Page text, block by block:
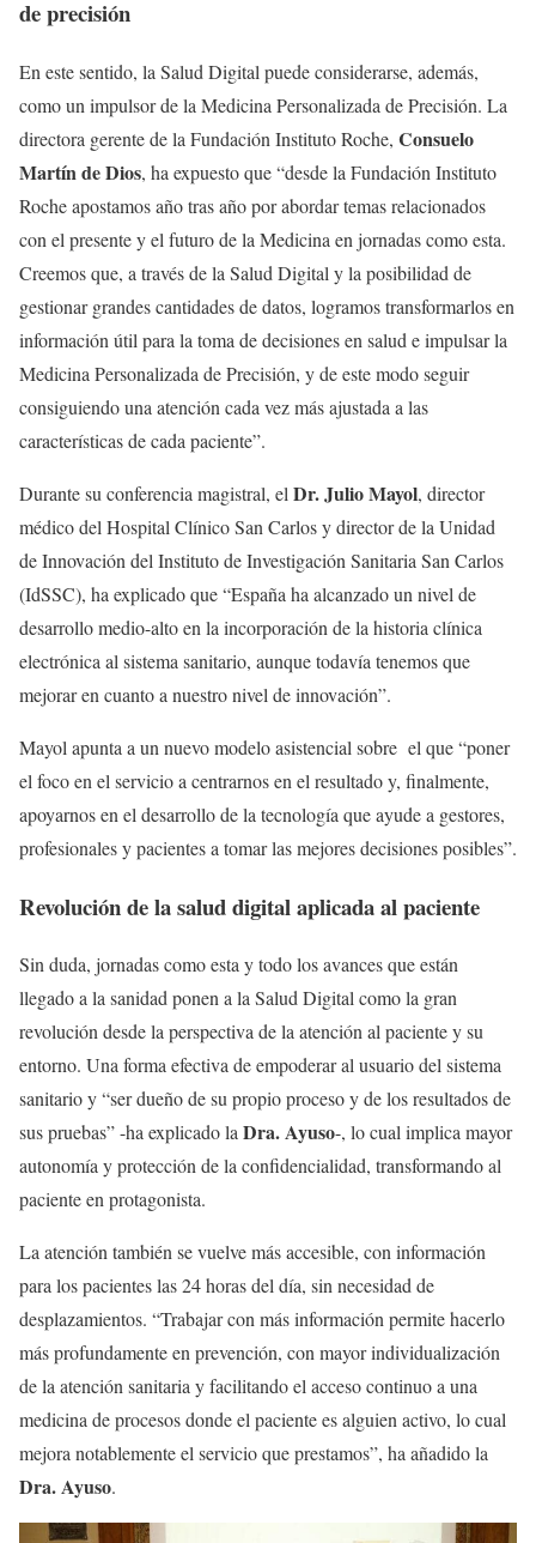
de precisión
En este sentido, la Salud Digital puede considerarse, además,
como un impulsor de la Medicina Personalizada de Precisión. La
directora gerente de la Fundación Instituto Roche, Consuelo
Martín de Dios, ha expuesto que “desde la Fundación Instituto
Roche apostamos año tras año por abordar temas relacionados
con el presente y el futuro de la Medicina en jornadas como esta.
Creemos que, a través de la Salud Digital y la posibilidad de
gestionar grandes cantidades de datos, logramos transformarlos en
información útil para la toma de decisiones en salud e impulsar la
Medicina Personalizada de Precisión, y de este modo seguir
consiguiendo una atención cada vez más ajustada a las
características de cada paciente”.
Durante su conferencia magistral, el Dr. Julio Mayol, director
médico del Hospital Clínico San Carlos y director de la Unidad
de Innovación del Instituto de Investigación Sanitaria San Carlos
(IdSSC), ha explicado que “España ha alcanzado un nivel de
desarrollo medio-alto en la incorporación de la historia clínica
electrónica al sistema sanitario, aunque todavía tenemos que
mejorar en cuanto a nuestro nivel de innovación”.
Mayol apunta a un nuevo modelo asistencial sobre el que “poner
el foco en el servicio a centrarnos en el resultado y, finalmente,
apoyarnos en el desarrollo de la tecnología que ayude a gestores,
profesionales y pacientes a tomar las mejores decisiones posibles”.
Revolución de la salud digital aplicada al paciente
Sin duda, jornadas como esta y todo los avances que están
llegado a la sanidad ponen a la Salud Digital como la gran
revolución desde la perspectiva de la atención al paciente y su
entorno. Una forma efectiva de empoderar al usuario del sistema
sanitario y “ser dueño de su propio proceso y de los resultados de
sus pruebas” -ha explicado laDra. Ayuso-, lo cual implica mayor
autonomía y protección de la confidencialidad, transformando al
paciente en protagonista.
La atención también se vuelve más accesible, con información
para los pacientes las 24 horas del día, sin necesidad de
desplazamientos. “Trabajar con más información permite hacerlo
más profundamente en prevención, con mayor individualización
de la atención sanitaria y facilitando el acceso continuo a una
medicina de procesos donde el paciente es alguien activo, lo cual
mejora notablemente el servicio que prestamos”, ha añadido la
Dra. Ayuso.